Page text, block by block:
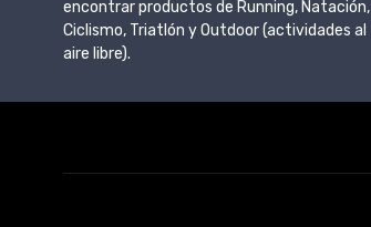
encontrar productos de Running, Natación,
Ciclismo, Triatlón y Outdoor (actividades al
aire libre).